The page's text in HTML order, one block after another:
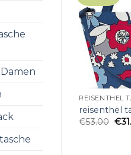
REISENTHEL
reisenthel
€53.00 €